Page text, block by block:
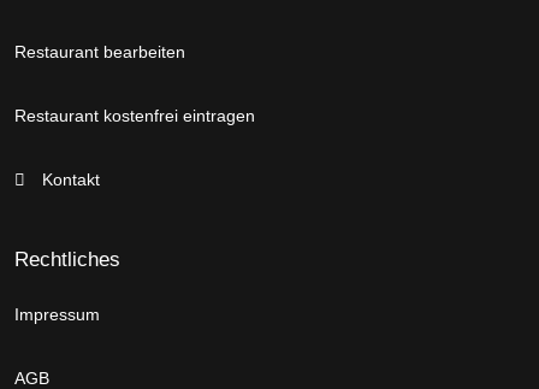
Restaurant bearbeiten
Restaurant kostenfrei eintragen
Kontakt
Rechtliches
Impressum
AGB